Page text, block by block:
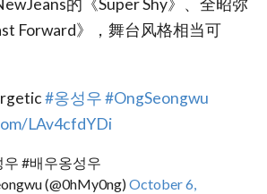
的《Super Shy》、全昭弥
Forward》，舞台风格相当可
#옹성우#OngSeongwu
LAv4cfdYDi
#배우옹성우
(@0hMy0ng)October 6,